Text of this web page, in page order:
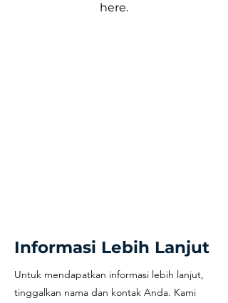
here.
Informasi Lebih Lanjut
Untuk mendapatkan informasi lebih lanjut,
tinggalkan nama dan kontak Anda. Kami